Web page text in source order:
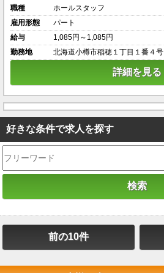
職種
ホールスタッフ
雇用形態
パート
給与
1,085円～1,085円
勤務地
北海道小樽市稲穂１丁目１番４号
詳細を見る
好きな条件で求人を探す
前の10件